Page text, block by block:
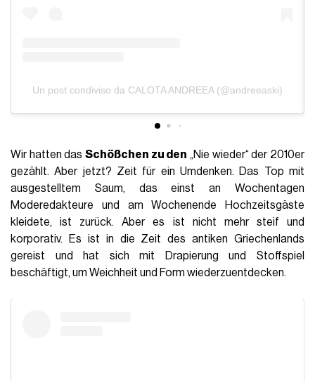
Un post condiviso da CALOTA ANDREEA (@andreeaski)
Wir hatten dasSchößchen zu den „Nie wieder“ der 2010er
gezählt. Aber jetzt? Zeit für ein Umdenken. Das Top mit
ausgestelltem Saum, das einst an Wochentagen
Moderedakteure und am Wochenende Hochzeitsgäste
kleidete, ist zurück. Aber es ist nicht mehr steif und
korporativ. Es ist in die Zeit des antiken Griechenlands
gereist und hat sich mit Drapierung und Stoffspiel
beschäftigt, um Weichheit und Form wiederzuentdecken.